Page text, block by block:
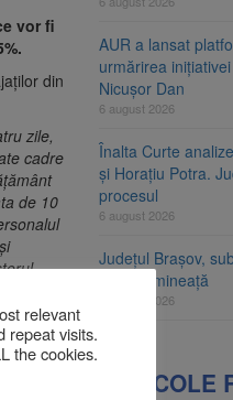
vor fi
din
zile,
cadre
de 10
AUR a lansat
urmărirea
Nicușor Dan
6 august 2026
Înalta Curte
și Horațiu Potra.
procesul
6 august 2026
Județul Brașov,
vineri dimineață
6 august 2026
ARTICOLE
relevant
repeat visits.
the cookies.